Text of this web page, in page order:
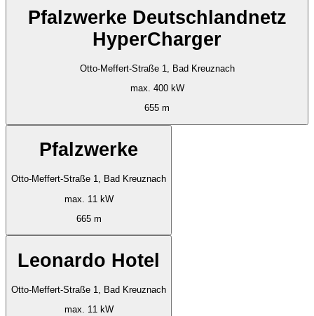
Pfalzwerke Deutschlandnetz
HyperCharger
Otto-Meffert-Straße 1, Bad Kreuznach
max. 400 kW
655 m
Pfalzwerke
Otto-Meffert-Straße 1, Bad Kreuznach
max. 11 kW
665 m
Leonardo Hotel
Otto-Meffert-Straße 1, Bad Kreuznach
max. 11 kW